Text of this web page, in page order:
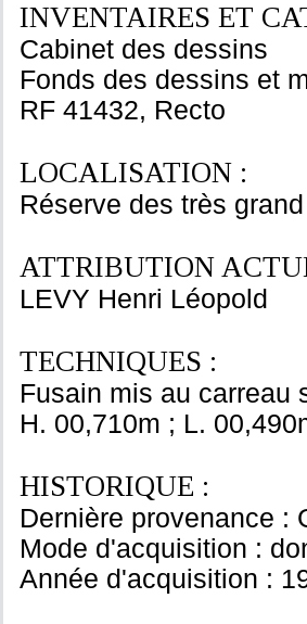
INVENTAIRES ET
Cabinet des dessins
Fonds des dessins et
RF 41432, Recto
LOCALISATION :
Réserve des très
ATTRIBUTION
LEVY Henri Léopold
TECHNIQUES :
Fusain mis au carreau
H. 00,710m ; L.
HISTORIQUE :
Dernière provenance :
Mode d'acquisition :
Année d'acquisition :